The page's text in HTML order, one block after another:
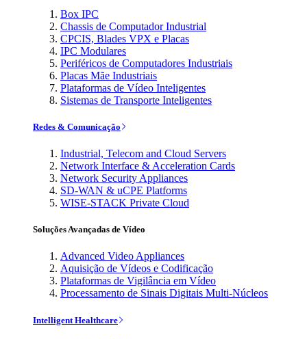
Box IPC
Chassis de Computador Industrial
CPCIS, Blades VPX e Placas
IPC Modulares
Periféricos de Computadores Industriais
Placas Mãe Industriais
Plataformas de Vídeo Inteligentes
Sistemas de Transporte Inteligentes
Redes & Comunicação
Industrial, Telecom and Cloud Servers
Network Interface & Acceleration Cards
Network Security Appliances
SD-WAN & uCPE Platforms
WISE-STACK Private Cloud
Soluções Avançadas de Vídeo
Advanced Video Appliances
Aquisição de Vídeos e Codificação
Plataformas de Vigilância em Vídeo
Processamento de Sinais Digitais Multi-Núcleos
Intelligent Healthcare